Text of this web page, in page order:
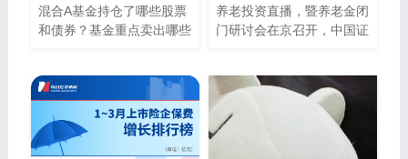
混合A基金持仓了哪些股票
和债券？基金重点卖出哪些
和债券持仓详情，供
养老投资直播，暨养老金闭
门研讨会在京召开，中国证
言。她表示，...